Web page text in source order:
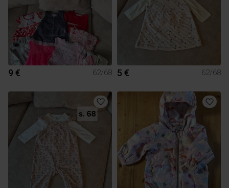
9 € 62/68 5 € 62/68